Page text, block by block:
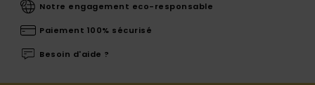
Notre engagement eco-responsable
Paiement 100% sécurisé
Besoin d'aide ?